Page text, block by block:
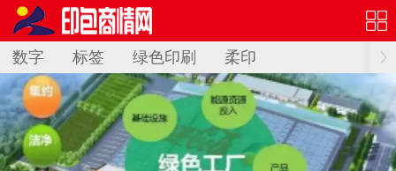
数字 标签 绿色印刷 柔印